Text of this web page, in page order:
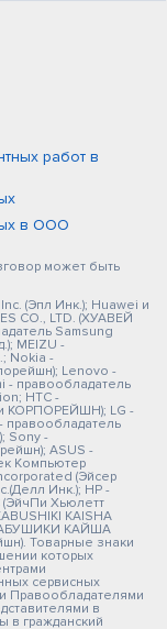
работ в
в ООО
может быть
(Эпл Инк.); Huawei и
CO., LTD. (ХУАВЕЙ
Samsung
MEIZU -
Nokia -
Lenovo -
- правообладатель
HTC -
КОРПОРЕЙШН); LG -
правообладатель
Sony -
ASUS -
Компьютер
(Эйсер
Инк.); HP -
(ЭйчПи Хьюлетт
KAISHA
КАЙША
Товарные знаки
которых
сервисных
Правообладателями
в
в гражданский